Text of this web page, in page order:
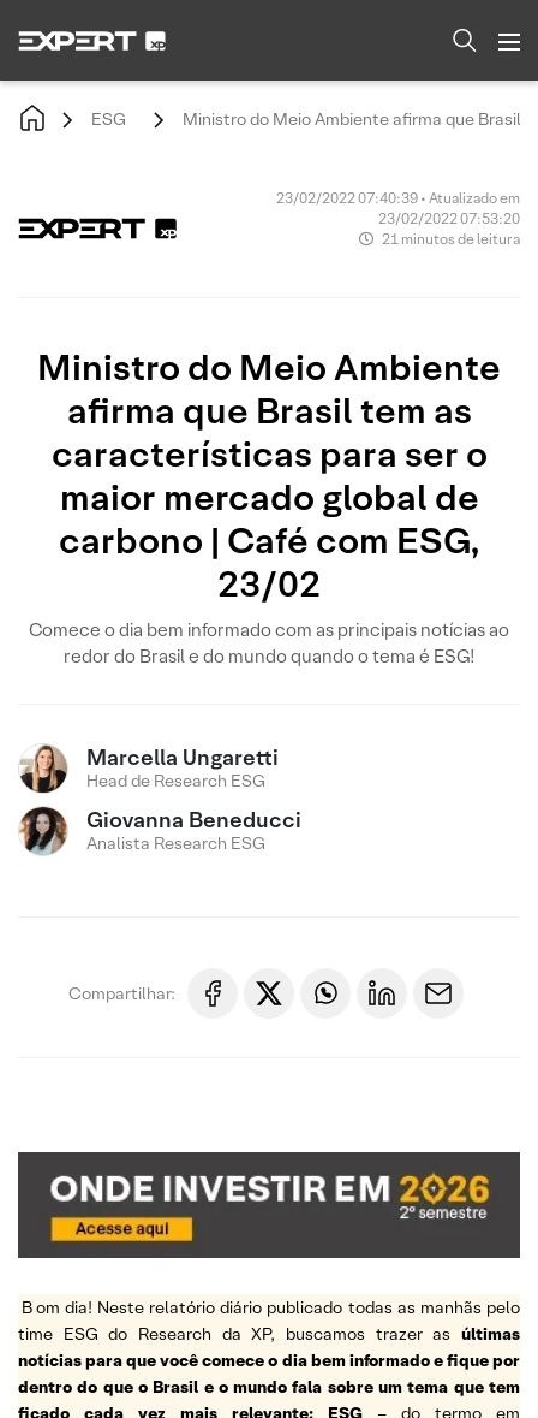
ESG Ministro do Meio Ambiente afirma que Brasil
23/02/2022 07:40:39 • Atualizado em
23/02/2022 07:53:20
21 minutos de leitura
Ministro do Meio Ambiente
afirma que Brasil tem as
características para ser o
maior mercado global de
carbono | Café com ESG,
23/02
Comece o dia bem informado com as principais notícias ao
redor do Brasil e do mundo quando o tema é ESG!
Marcella Ungaretti
Head de Research ESG
Giovanna Beneducci
Analista Research ESG
Compartilhar:
Bom dia! Neste relatório diário publicado todas as manhãs pelo
time ESG do Research da XP, buscamos trazer as últimas
notícias para que você comece o dia bem informado e fique por
dentro do que o Brasil e o mundo fala sobre um tema que tem
ficado cada vez mais relevante:
ESG
– do termo em